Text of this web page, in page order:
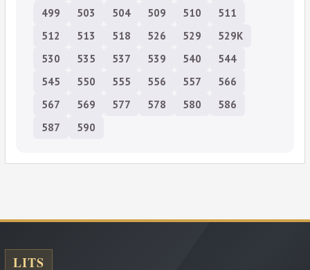
499
503 504 509 510
511
512
513 518 526 529
529К
530
535 537 539 540
544
545
550 555 556 557
566
567
569 577 578 580
586
587
590